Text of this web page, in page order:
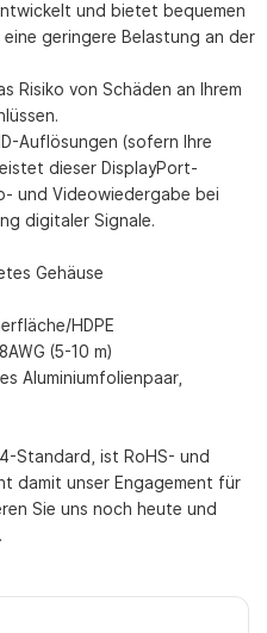
und bietet bequemen
geringere Belastung an der
Risiko von Schäden an Ihrem
Auflösungen (sofern Ihre
dieser DisplayPort-
und Videowiedergabe bei
digitaler Signale.
Gehäuse
HDPE
(5-10 m)
Aluminiumfolienpaar,
Standard, ist RoHS- und
damit unser Engagement für
Sie uns noch heute und